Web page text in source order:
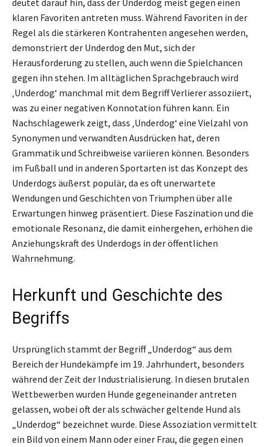
klaren Favoriten antreten muss. Während Favoriten in der
Regel als die stärkeren Kontrahenten angesehen werden,
demonstriert der Underdog den Mut, sich der
Herausforderung zu stellen, auch wenn die Spielchancen
gegen ihn stehen. Im alltäglichen Sprachgebrauch wird
‚Underdog‘ manchmal mit dem Begriff Verlierer assoziiert,
was zu einer negativen Konnotation führen kann. Ein
Nachschlagewerk zeigt, dass ‚Underdog‘ eine Vielzahl von
Synonymen und verwandten Ausdrücken hat, deren
Grammatik und Schreibweise variieren können. Besonders
im Fußball und in anderen Sportarten ist das Konzept des
Underdogs äußerst populär, da es oft unerwartete
Wendungen und Geschichten von Triumphen über alle
Erwartungen hinweg präsentiert. Diese Faszination und die
emotionale Resonanz, die damit einhergehen, erhöhen die
Anziehungskraft des Underdogs in der öffentlichen
Wahrnehmung.
Herkunft und Geschichte des
Begriffs
Ursprünglich stammt der Begriff „Underdog“ aus dem
Bereich der Hundekämpfe im 19. Jahrhundert, besonders
während der Zeit der Industrialisierung. In diesen brutalen
Wettbewerben wurden Hunde gegeneinander antreten
gelassen, wobei oft der als schwächer geltende Hund als
„Underdog“ bezeichnet wurde. Diese Assoziation vermittelt
ein Bild von einem Mann oder einer Frau, die gegen einen